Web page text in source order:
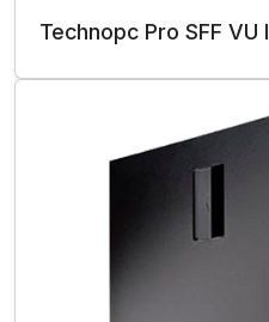
Technopc Pro SFF